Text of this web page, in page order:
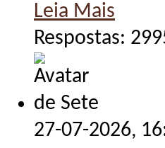
Leia Mais
Respostas:
27-07-2026,